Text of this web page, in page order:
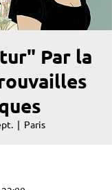
Par la
  |
Paris